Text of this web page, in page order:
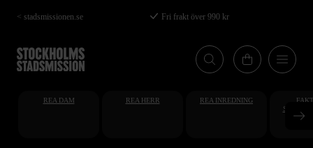
Hoppa
till
huvudinnehåll
< stadsmissionen.se Fri frakt över 990 kr
REA DAM REA HERR REA INREDNING